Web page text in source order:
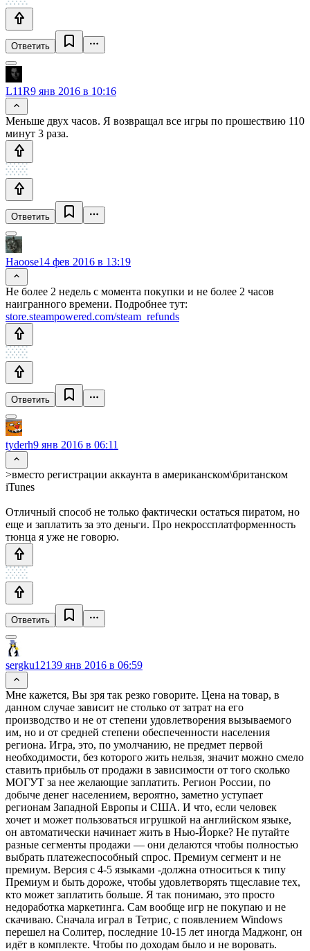
Ответить
L11R9 янв 2016 в 10:16
Меньше двух часов. Я возвращал все игры по прошествию 110
минут 3 раза.
Ответить
Haoose14 фев 2016 в 13:19
Не более 2 недель с момента покупки и не более 2 часов
наигранного времени. Подробнее тут:
store.steampowered.com/steam_refunds
Ответить
tyderh9 янв 2016 в 06:11
>вместо регистрации аккаунта в американском\британском
iTunes
Отличный способ не только фактически остаться пиратом, но
еще и заплатить за это деньги. Про некроссплатформенность
тюнца я уже не говорю.
Ответить
sergku12139 янв 2016 в 06:59
Мне кажется, Вы зря так резко говорите. Цена на товар, в
данном случае зависит не столько от затрат на его
производство и не от степени удовлетворения вызываемого
им, но и от средней степени обеспеченности населения
региона. Игра, это, по умолчанию, не предмет первой
необходимости, без которого жить нельзя, значит можно смело
ставить прибыль от продажи в зависимости от того сколько
МОГУТ за нее желающие заплатить. Регион России, по
добыче денег населением, вероятно, заметно уступает
регионам Западной Европы и США. И что, если человек
хочет и может пользоваться игрушкой на английском языке,
он автоматически начинает жить в Нью-Йорке? Не путайте
разные сегменты продажи — они делаются чтобы полностью
выбрать платежеспособный спрос. Премиум сегмент и не
премиум. Версия с 4-5 языками -должна относиться к типу
Премиум и быть дороже, чтобы удовлетворять тщеславие тех,
кто может заплатить больше. Я так понимаю, это просто
недоработка маркетинга. Сам вообще игр не покупаю и не
скачиваю. Сначала играл в Тетрис, с появлением Windows
перешел на Солитер, последние 10-15 лет иногда Маджонг, он
идёт в комплекте. Чтобы по доходам было и не воровать.